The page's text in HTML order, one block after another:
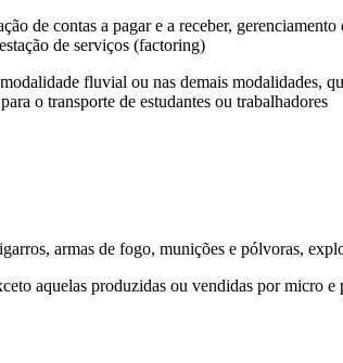
de contas a pagar e a receber, gerenciamento
de serviços (factoring)
fluvial ou nas demais modalidades,
o transporte de estudantes ou trabalhadores
armas de fogo, munições e pólvoras,
aquelas produzidas ou vendidas por micro e